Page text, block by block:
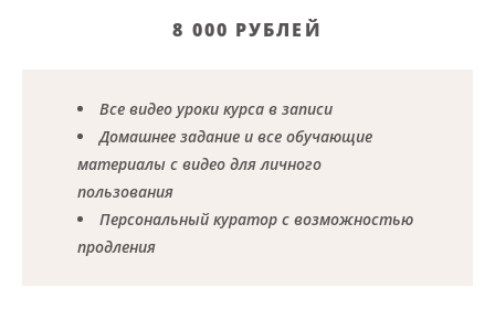
8 000 РУБЛЕЙ
Все видео уроки курса в записи
Домашнее задание и все обучающие
материалы с видео для личного
пользования
Персональный куратор с возможностью
продления